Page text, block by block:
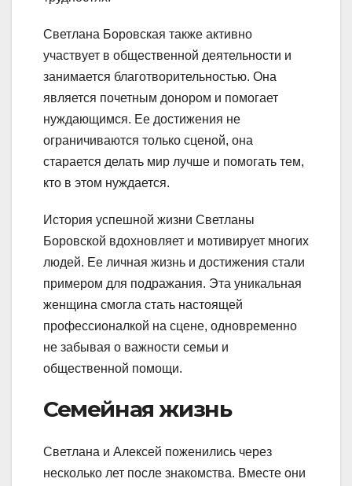
Светлана Боровская также активно
участвует в общественной деятельности и
занимается благотворительностью. Она
является почетным донором и помогает
нуждающимся. Ее достижения не
ограничиваются только сценой, она
старается делать мир лучше и помогать тем,
кто в этом нуждается.
История успешной жизни Светланы
Боровской вдохновляет и мотивирует многих
людей. Ее личная жизнь и достижения стали
примером для подражания. Эта уникальная
женщина смогла стать настоящей
профессионалкой на сцене, одновременно
не забывая о важности семьи и
общественной помощи.
Семейная жизнь
Светлана и Алексей поженились через
несколько лет после знакомства. Вместе они